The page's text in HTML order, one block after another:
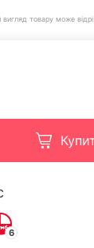
вигляд товару може
6